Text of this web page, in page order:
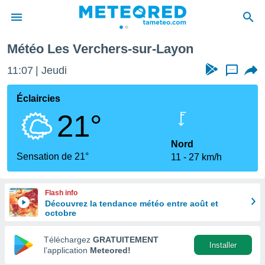
de
en
Météo Les Verchers-sur-Layon
11:07 Jeudi ...
Éclaircies
21°
Sensation de 21°
Nord
11
27 km/h
Flash info
Découvrez la tendance météo entre août et
octobre
Téléchargez GRATUITEMENT
l’application Meteored!
Installer